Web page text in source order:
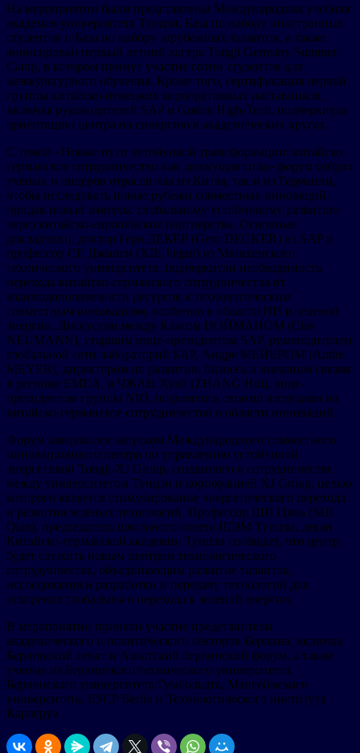
На мероприятии были представлены Международная учебная
академия университета Тунцзи, База по набору иностранных
студентов и База по набору зарубежных талантов, а также
анонсирован первый летний лагерь Tongji Germany Summer
Camp, в котором примут участие сотни студентов для
межкультурного обучения. Кроме того, сертификация первой
группы китайско-немецких корпоративных наставников,
включая руководителей SAP и Gotion High-Tech, подчеркнула
ориентацию центра на синергию в академических кругах.
С темой «Новые пути устойчивой трансформации: китайско-
германское сотрудничество как движущая сила» форум собрал
ученых и лидеров отрасли как из Китая, так и из Германии,
чтобы исследовать новые рубежи совместных инноваций,
придав новый импульс глобальному устойчивому развитию
через китайско-европейские партнерства. Основные
докладчики, доктор Геро ДЕКЕР (Gero DECKER) из SAP и
профессор СЕ Джинги (XIE Jingui) из Мюнхенского
технического университета, подчеркнули необходимость
перехода китайско-германского сотрудничества от
взаимодополняемости ресурсов к технологическим
совместным инновациям, особенно в области ИИ и зеленой
энергии. Дискуссии между Класом НОЙМАНОМ (Clas
NEUMANN), старшим вице-президентом SAP, руководителем
глобальной сети лабораторий SAP, Андре МЕЙЕРОМ (Andre
MEYER), директором по развитию бизнеса и внешним связям
в регионе EMEA, и ЧЖАН Хуэй (ZHANG Hui), вице-
президентом группы NIO, поделились своими взглядами на
китайско-германское сотрудничество в области инноваций.
Форум завершился запуском Международного совместного
инновационного центра по управлению устойчивой
энергетикой Tongji-XJ Group, созданного в сотрудничестве
между университетом Тунцзи и корпорацией XJ Group, целью
которого является стимулирование энергетического перехода
и развития зеленых технологий. Профессор ШИ Цянь (SHI
Qian), председатель школьного совета ШЭМ Тунцзи, декан
Китайско-германской академии Тунцзи сообщает, что центр
будет служить новым центром технологического
сотрудничества, объединяющим развитие талантов,
исследования и разработки и передачу технологий для
ускорения глобального перехода к зеленой энергии.
В мероприятии приняли участие представители
академического и политического секторов Берлина, включая
Берлинский сенат и Азиатский берлинский форум, а также
ученые из Берлинского технического университета,
Берлинского университета Гумбольдта, Мангеймского
университета, ESCP Berlin и Технологического института
Карлсруэ.